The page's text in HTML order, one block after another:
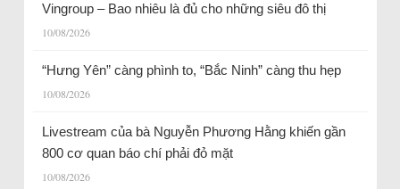
Vingroup – Bao nhiêu là đủ cho những siêu đô thị
10/08/2026
“Hưng Yên” càng phình to, “Bắc Ninh” càng thu hẹp
10/08/2026
Livestream của bà Nguyễn Phương Hằng khiến gần
800 cơ quan báo chí phải đỏ mặt
10/08/2026